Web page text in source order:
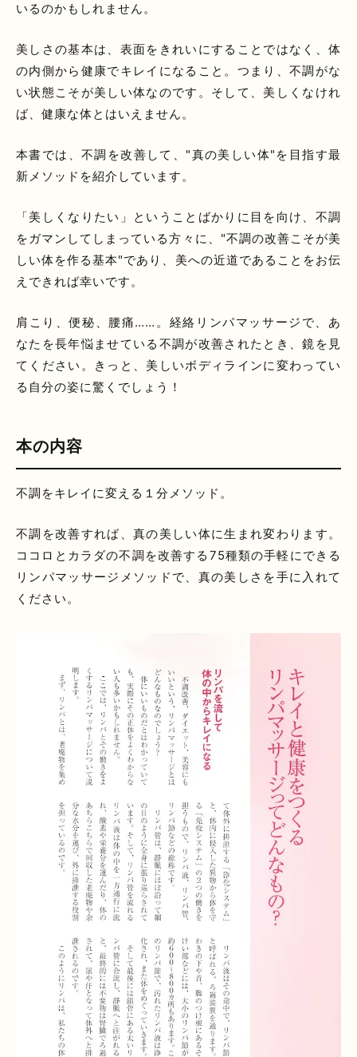
いるのかもしれません。
美しさの基本は、表面をきれいにすることではなく、体
の内側から健康でキレイになること。つまり、不調がな
い状態こそが美しい体なのです。そして、美しくなけれ
ば、健康な体とはいえません。
本書では、不調を改善して、"真の美しい体"を目指す最
新メソッドを紹介しています。
「美しくなりたい」ということばかりに目を向け、不調
をガマンしてしまっている方々に、"不調の改善こそが美
しい体を作る基本"であり、美への近道であることをお伝
えできれば幸いです。
肩こり、便秘、腰痛……。経絡リンパマッサージで、あ
なたを長年悩ませている不調が改善されたとき、鏡を見
てください。きっと、美しいボディラインに変わってい
る自分の姿に驚くでしょう！
本の内容
不調をキレイに変える１分メソッド。
不調を改善すれば、真の美しい体に生まれ変わります。
ココロとカラダの不調を改善する75種類の手軽にできる
リンパマッサージメソッドで、真の美しさを手に入れて
ください。